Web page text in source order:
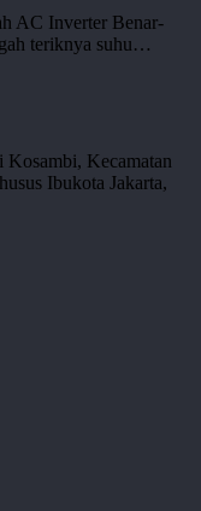
AC Inverter Benar-
teriknya suhu…
Kecamatan
Ibukota Jakarta,